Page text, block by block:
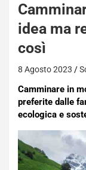
idea ma
così
8 Agosto 2023
Camminare in
preferite dalle
ecologica e